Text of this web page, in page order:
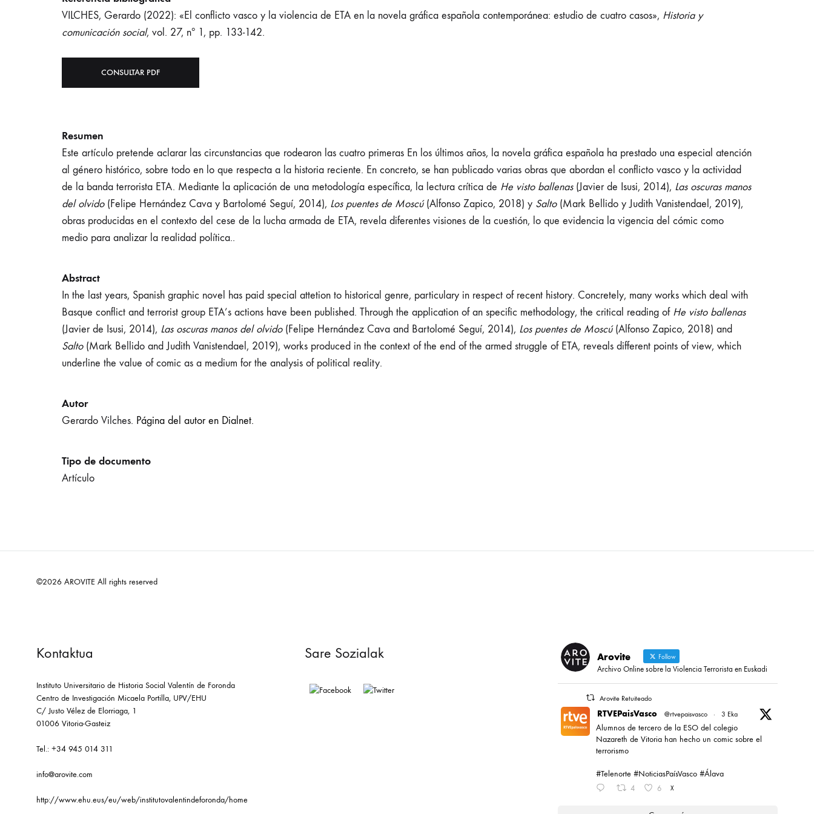
VILCHES, Gerardo (2022): «El conflicto vasco y la violencia de ETA en la novela gráfica española contemporánea: estudio de cuatro casos», Historia y
comunicación social, vol. 27, nº 1, pp. 133-142.
CONSULTAR PDF
Resumen
Este artículo pretende aclarar las circunstancias que rodearon las cuatro primeras En los últimos años, la novela gráfica española ha prestado una especial atención
al género histórico, sobre todo en lo que respecta a la historia reciente. En concreto, se han publicado varias obras que abordan el conflicto vasco y la actividad
de la banda terrorista ETA. Mediante la aplicación de una metodología específica, la lectura crítica de He visto ballenas(Javier de Isusi, 2014), Las oscuras manos
del olvido(Felipe Hernández Cava y Bartolomé Seguí, 2014), Los puentes de Moscú(Alfonso Zapico, 2018) y Salto(Mark Bellido y Judith Vanistendael, 2019),
obras producidas en el contexto del cese de la lucha armada de ETA, revela diferentes visiones de la cuestión, lo que evidencia la vigencia del cómic como
medio para analizar la realidad política..
Abstract
In the last years, Spanish graphic novel has paid special attetion to historical genre, particulary in respect of recent history. Concretely, many works which deal with
Basque conflict and terrorist group ETA’s actions have been published. Through the application of an specific methodology, the critical reading of He visto ballenas
(Javier de Isusi, 2014), Las oscuras manos del olvido(Felipe Hernández Cava and Bartolomé Seguí, 2014), Los puentes de Moscú(Alfonso Zapico, 2018) and
Salto(Mark Bellido and Judith Vanistendael, 2019), works produced in the context of the end of the armed struggle of ETA, reveals different points of view, which
underline the value of comic as a medium for the analysis of political reality.
Autor
Gerardo Vilches. Página del autor en Dialnet.
Tipo de documento
Artículo
©2026 AROVITE All rights reserved
Kontaktua
Instituto Universitario de Historia Social Valentín de Foronda
Centro de Investigación Micaela Portilla, UPV/EHU
C/ Justo Vélez de Elorriaga, 1
01006 Vitoria-Gasteiz
Tel.: +34 945 014 311
info@arovite.com
http://www.ehu.eus/eu/web/institutovalentindeforonda/home
Sare Sozialak Arovite Follow
Archivo Online sobre la Violencia Terrorista en Euskadi
Arovite Retuiteado
RTVEPaisVasco @rtvepaisvasco · 3 Eka
Alumnos de tercero de la ESO del colegio
Nazareth de Vitoria han hecho un comic sobre el
terrorismo
#Telenorte #NoticiasPaísVasco #Álava
4 6 X